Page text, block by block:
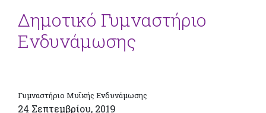
Δημοτικό Γυμναστήριο
Ενδυνάμωσης
Γυμναστήριο Μυϊκής Ενδυνάμωσης
24 Σεπτεμβρίου, 2019